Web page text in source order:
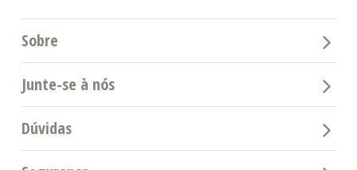
Sobre
Junte-se à nós
Dúvidas